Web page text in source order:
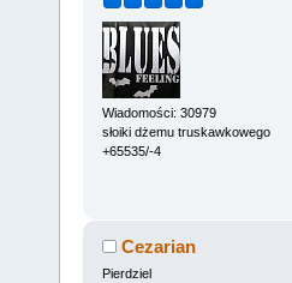
Wiadomości: 30979
słoiki dżemu truskawkowego
+65535/-4
Cezarian
Pierdziel